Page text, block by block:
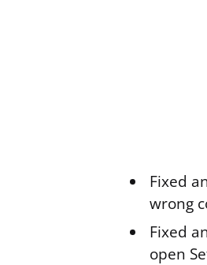
Fixed
wrong
Fixed
open